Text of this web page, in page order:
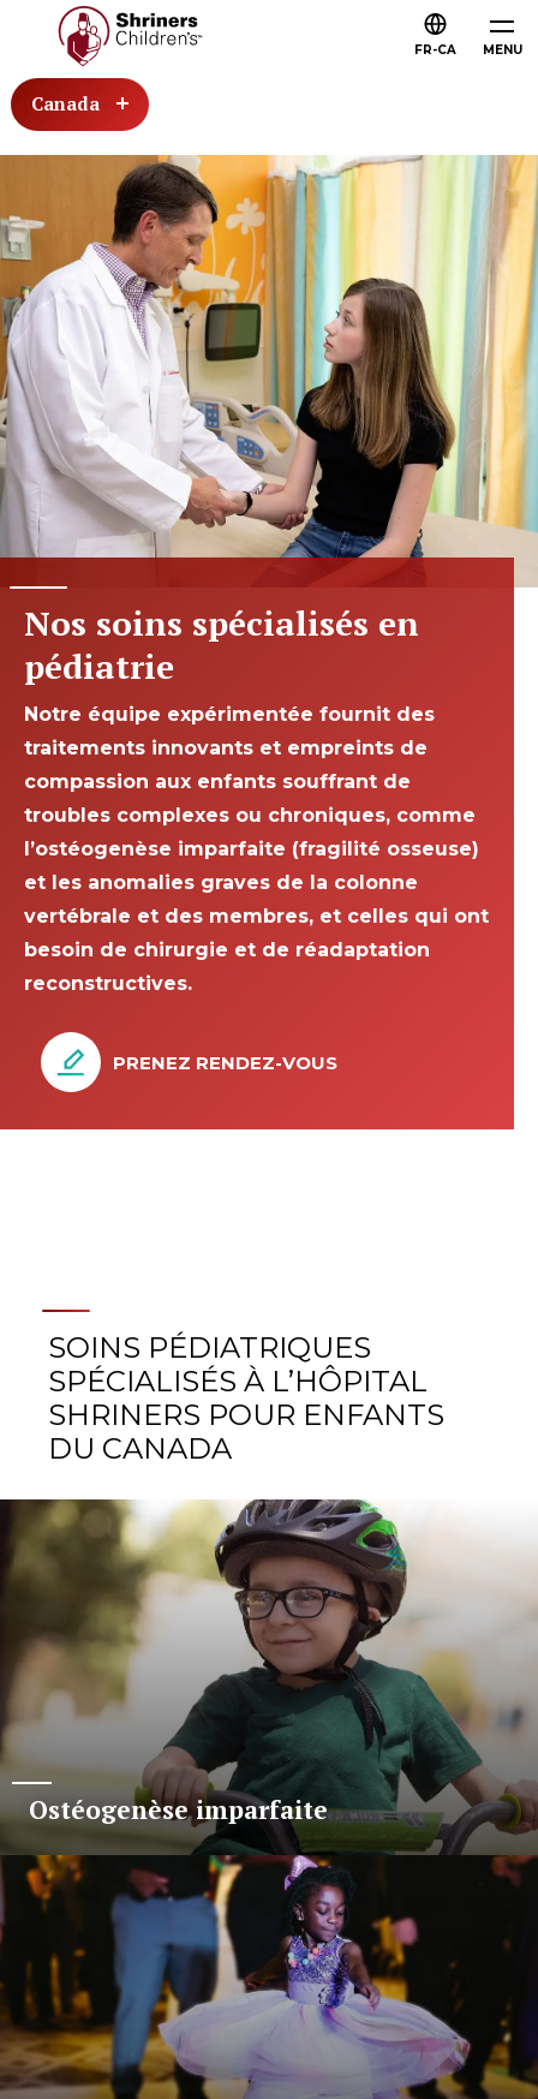
MENU
FR-CA
Canada
Nos soins spécialisés en
pédiatrie
Notre équipe expérimentée fournit des
traitements innovants et empreints de
compassion aux enfants souffrant de
troubles complexes ou chroniques, comme
l’ostéogenèse imparfaite (fragilité osseuse)
et les anomalies graves de la colonne
vertébrale et des membres, et celles qui ont
besoin de chirurgie et de réadaptation
reconstructives.
PRENEZ RENDEZ-VOUS
SOINS PÉDIATRIQUES
SPÉCIALISÉS À L’HÔPITAL
SHRINERS POUR ENFANTS
DU CANADA
Ostéogenèse imparfaite